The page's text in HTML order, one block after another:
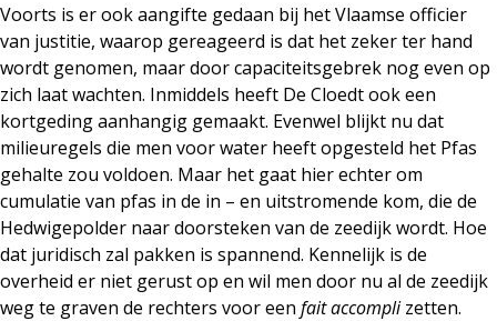
Voorts is er ook aangifte gedaan bij het Vlaamse officier
van justitie, waarop gereageerd is dat het zeker ter hand
wordt genomen, maar door capaciteitsgebrek nog even op
zich laat wachten. Inmiddels heeft De Cloedt ook een
kortgeding aanhangig gemaakt. Evenwel blijkt nu dat
milieuregels die men voor water heeft opgesteld het Pfas
gehalte zou voldoen. Maar het gaat hier echter om
cumulatie van pfas in de in – en uitstromende kom, die de
Hedwigepolder naar doorsteken van de zeedijk wordt. Hoe
dat juridisch zal pakken is spannend. Kennelijk is de
overheid er niet gerust op en wil men door nu al de zeedijk
weg te graven de rechters voor een fait accomplizetten.